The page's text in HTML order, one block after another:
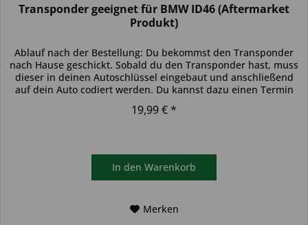
Transponder geeignet für BMW ID46 (Aftermarket
Produkt)
Ablauf nach der Bestellung: Du bekommst den Transponder
nach Hause geschickt. Sobald du den Transponder hast, muss
dieser in deinen Autoschlüssel eingebaut und anschließend
auf dein Auto codiert werden. Du kannst dazu einen Termin
19,99 € *
In den Warenkorb
Merken